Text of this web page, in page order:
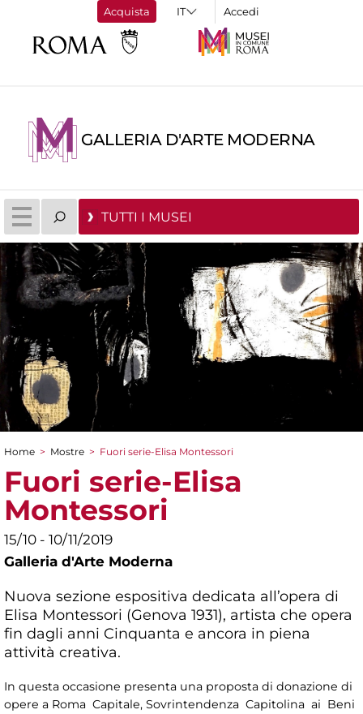
Acquista Accedi
GALLERIA D'ARTE MODERNA
TUTTI I MUSEI
Tu sei qui
Home > Mostre > Fuori serie-Elisa Montessori
Fuori serie-Elisa
Montessori
15/10 - 10/11/2019
Galleria d'Arte Moderna
Nuova sezione espositiva dedicata all’opera di
Elisa Montessori (Genova 1931), artista che opera
fin dagli anni Cinquanta e ancora in piena
attività creativa.
In questa occasione presenta una proposta di donazione di
opere a Roma Capitale, Sovrintendenza Capitolina ai Beni